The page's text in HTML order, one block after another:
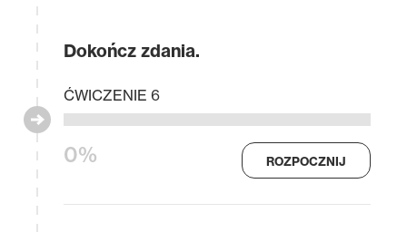
Dokończ zdania.
0%
ĆWICZENIE 6
ROZPOCZNIJ